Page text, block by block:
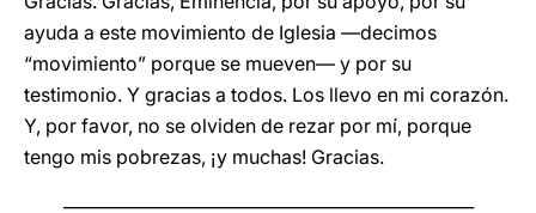
ayuda a este movimiento de Iglesia —decimos
“movimiento” porque se mueven— y por su
testimonio. Y gracias a todos. Los llevo en mi corazón.
Y, por favor, no se olviden de rezar por mí, porque
tengo mis pobrezas, ¡y muchas! Gracias.